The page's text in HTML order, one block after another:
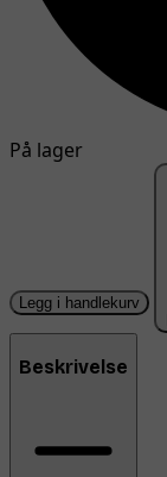
På lager
Legg i handlekurv
Beskrivelse